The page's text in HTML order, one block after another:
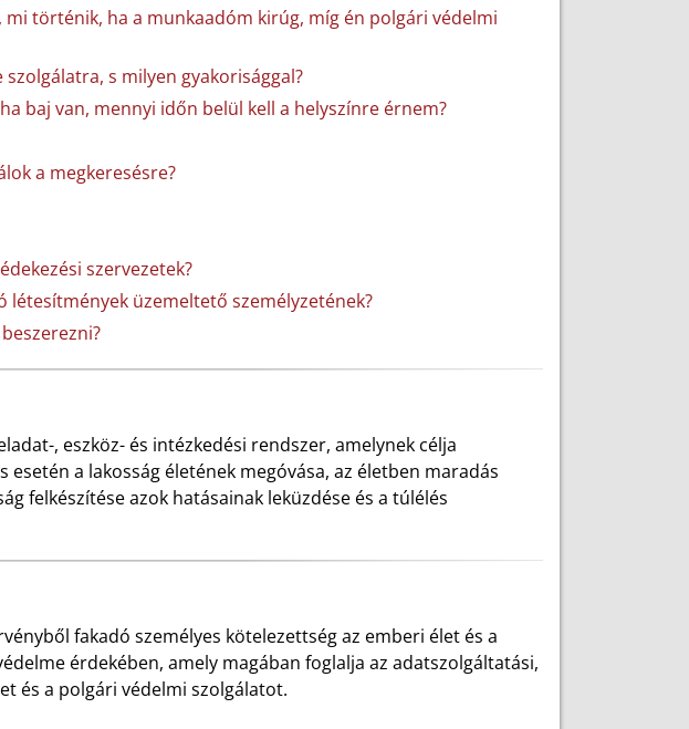
történik, ha a munkaadóm kirúg, míg én polgári védelmi
s milyen gyakorisággal?
baj van, mennyi időn belül kell a helyszínre érnem?
a megkeresésre?
szervezetek?
üzemeltető személyzetének?
, eszköz- és intézkedési rendszer, amelynek célja
a lakosság életének megóvása, az életben maradás
felkészítése azok hatásainak leküzdése és a túlélés
fakadó személyes kötelezettség az emberi élet és a
érdekében, amely magában foglalja az adatszolgáltatási,
és a polgári védelmi szolgálatot.